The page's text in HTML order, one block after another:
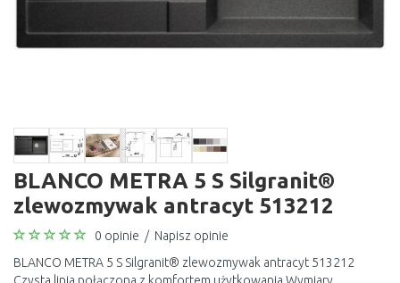
BLANCO METRA 5 S Silgranit®
zlewozmywak antracyt 513212
0 opinie / Napisz opinie
BLANCO METRA 5 S Silgranit® zlewozmywak antracyt 513212